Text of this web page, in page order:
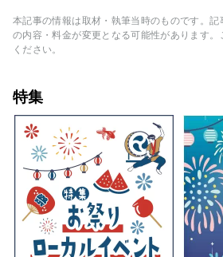
岬をはじめ、沿岸を流れ
もトップの森林面積を誇
本記事の情報は取材・執筆当時のものです。
の内容・料金が変更となる可能性があります
ください。
特集